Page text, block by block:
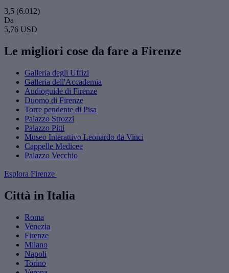
3,5 (6.012)
Da
5,76 USD
Le migliori cose da fare a Firenze
Galleria degli Uffizi
Galleria dell'Accademia
Audioguide di Firenze
Duomo di Firenze
Torre pendente di Pisa
Palazzo Strozzi
Palazzo Pitti
Museo Interattivo Leonardo da Vinci
Cappelle Medicee
Palazzo Vecchio
Esplora Firenze
Città in Italia
Roma
Venezia
Firenze
Milano
Napoli
Torino